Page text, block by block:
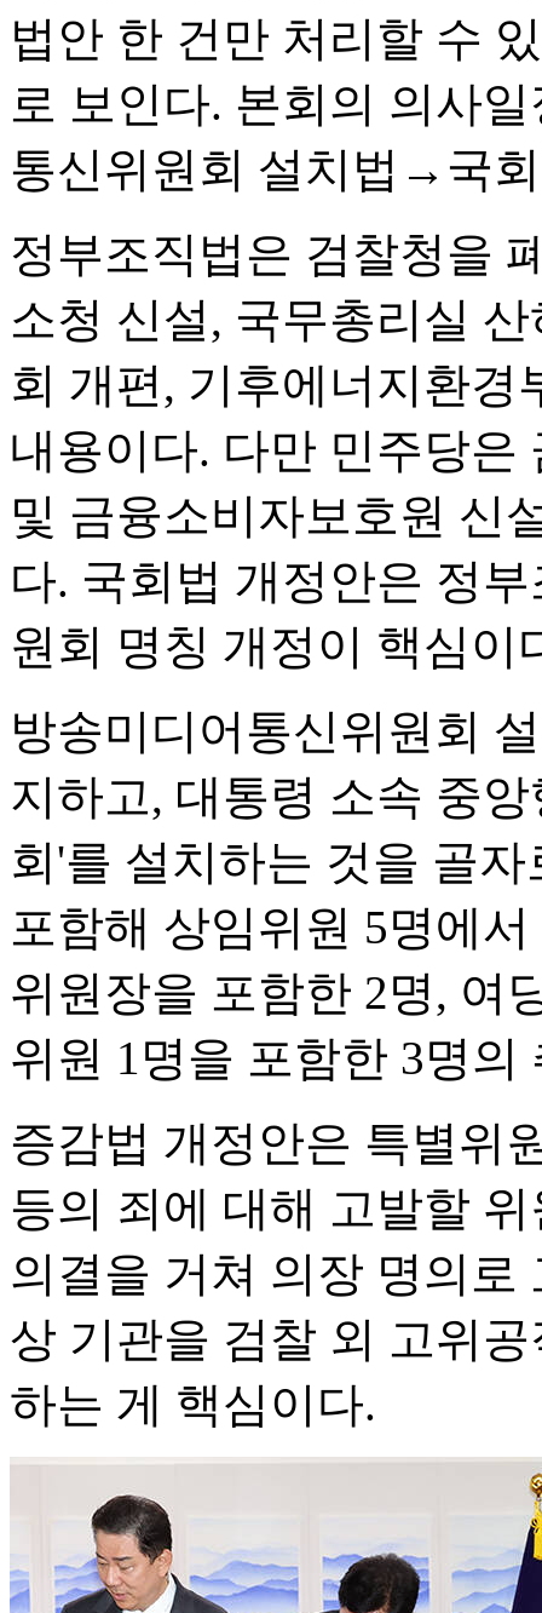
법안 한 건만 처리할 수
로 보인다. 본회의 의사
통신위원회 설치법→국
정부조직법은 검찰청을
소청 신설, 국무총리실
회 개편, 기후에너지환경
내용이다. 다만 민주당은
및 금융소비자보호원 신
다. 국회법 개정안은 정
원회 명칭 개정이 핵심이
방송미디어통신위원회
지하고, 대통령 소속 중
회'를 설치하는 것을 골
포함해 상임위원 5명에
위원장을 포함한 2명, 여
위원 1명을 포함한 3명의
증감법 개정안은 특별위
등의 죄에 대해 고발할
의결을 거쳐 의장 명의로
상 기관을 검찰 외 고위
하는 게 핵심이다.